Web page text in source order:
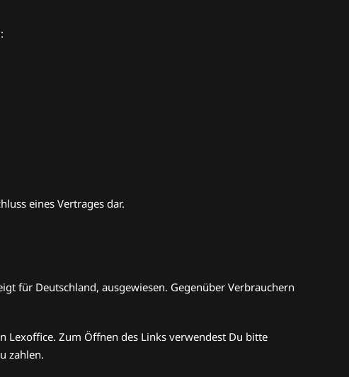
eines Vertrages dar.
für Deutschland, ausgewiesen. Gegenüber Verbrauchern
Lexoffice. Zum Öffnen des Links verwendest Du bitte
zahlen.